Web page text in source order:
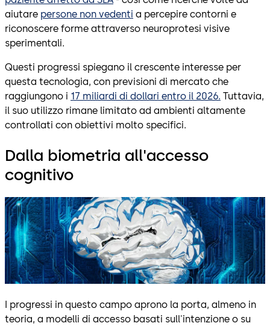
aiutare persone non vedenti a percepire contorni e
riconoscere forme attraverso neuroprotesi visive
sperimentali.
Questi progressi spiegano il crescente interesse per
questa tecnologia, con previsioni di mercato che
raggiungono i 17 miliardi di dollari entro il 2026. Tuttavia,
il suo utilizzo rimane limitato ad ambienti altamente
controllati con obiettivi molto specifici.
Dalla biometria all'accesso
cognitivo
I progressi in questo campo aprono la porta, almeno in
teoria, a modelli di accesso basati sull'intenzione o su